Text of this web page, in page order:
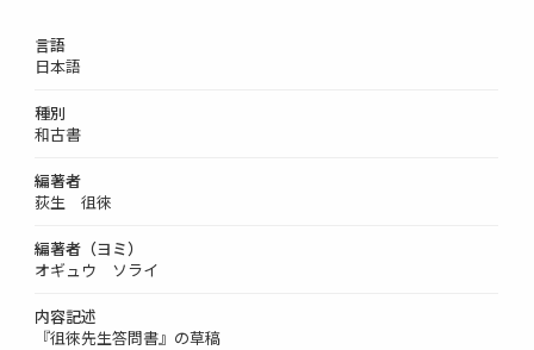
言語
日本語
種別
和古書
編著者
荻生 徂徠
編著者（ヨミ）
オギュウ ソライ
内容記述
『徂徠先生答問書』の草稿